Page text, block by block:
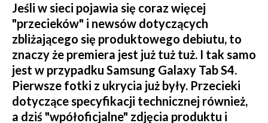
Jeśli w sieci pojawia się coraz więcej
"przecieków" i newsów dotyczących
zbliżającego się produktowego debiutu, to
znaczy że premiera jest już tuż tuż. I tak samo
jest w przypadku Samsung Galaxy Tab S4.
Pierwsze fotki z ukrycia już były. Przecieki
dotyczące specyfikacji technicznej również,
a dziś "wpółoficjalne" zdjęcia produktu i